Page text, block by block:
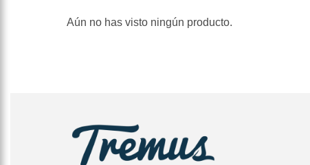
Aún no has visto ningún producto.